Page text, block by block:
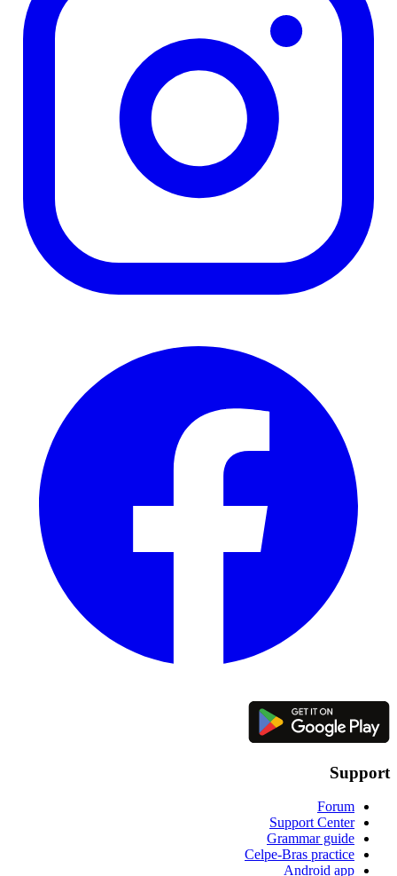
Support
Forum
Support Center
Grammar guide
Celpe-Bras practice
Android app